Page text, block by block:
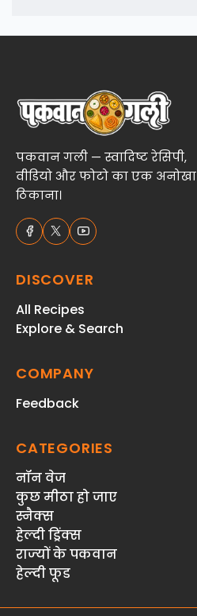
पकवान गली — स्वादिष्ट रेसिपी,
वीडियो और फोटो का एक अनोखा
ठिकाना।
DISCOVER
All Recipes
Explore & Search
COMPANY
Feedback
CATEGORIES
नॉन वेज
कुछ मीठा हो जाए
स्‍नैक्‍स
हेल्दी ड्रिंक्स
राज्‍यों के पकवान
हेल्‍दी फूड